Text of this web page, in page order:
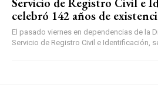
celebró 142 años de
El pasado viernes en dependencias de la
Servicio de Registro Civil e Identificación, se